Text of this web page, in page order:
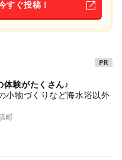
すぐ投稿！
体験がたくさん♪
小物づくりなど海水浴以外
町